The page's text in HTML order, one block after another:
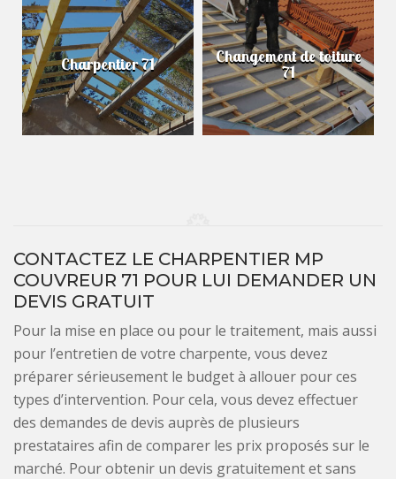
Charpentier 71 Changement de toiture
71
CONTACTEZ LE CHARPENTIER MP
COUVREUR 71 POUR LUI DEMANDER UN
DEVIS GRATUIT
Pour la mise en place ou pour le traitement, mais aussi
pour l’entretien de votre charpente, vous devez
préparer sérieusement le budget à allouer pour ces
types d’intervention. Pour cela, vous devez effectuer
des demandes de devis auprès de plusieurs
prestataires afin de comparer les prix proposés sur le
marché. Pour obtenir un devis gratuitement et sans